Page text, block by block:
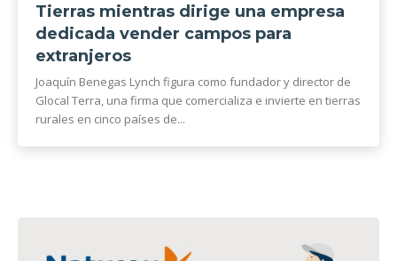
Tierras mientras dirige una empresa
dedicada vender campos para
extranjeros
Joaquín Benegas Lynch figura como fundador y director de
Glocal Terra, una firma que comercializa e invierte en tierras
rurales en cinco países de...